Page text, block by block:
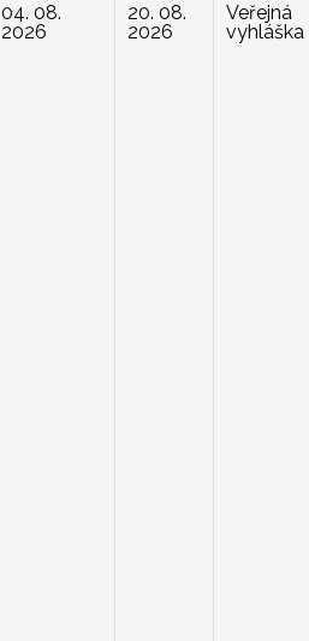
04. 08.
2026
20. 08.
2026
Veřejná
vyhláška